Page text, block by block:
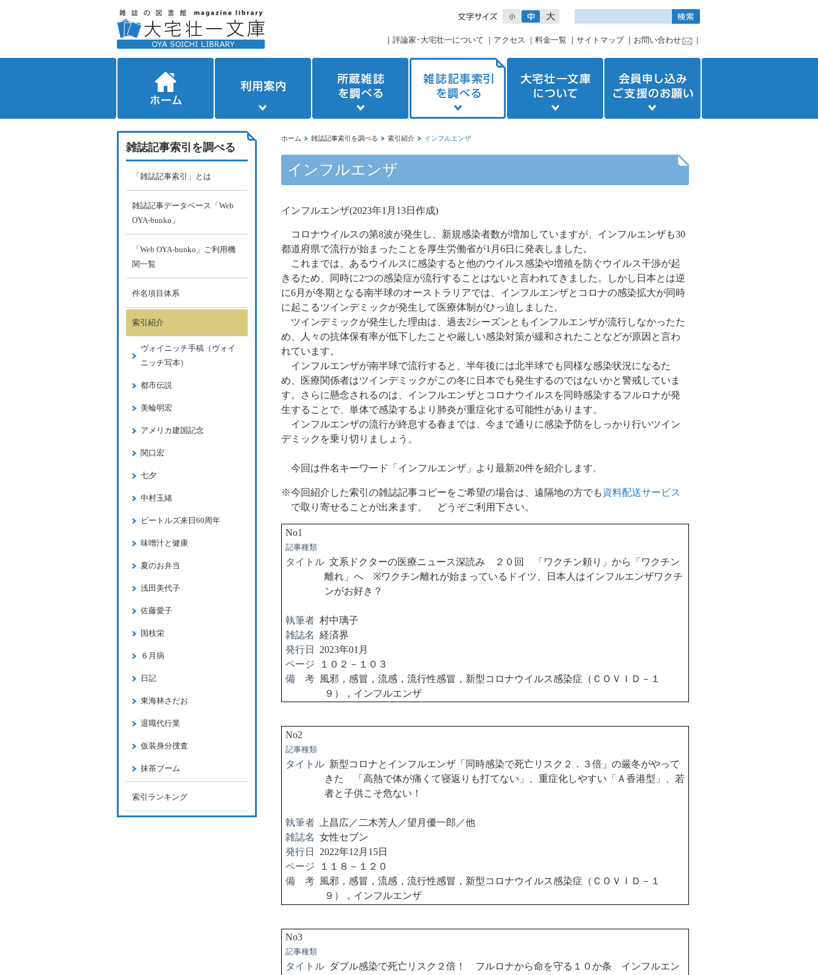
｜ 評論家･大宅壮一について ｜ アクセス ｜ 料金一覧 ｜ サイトマップ｜ お問い合わせ ｜
ホーム 雑誌記事索引を調べる 索引紹介 インフルエンザ
インフルエンザ
インフルエンザ(2023年1 月 13日作成)
コロナウイルスの第8波が発生し、新規感染者数が増加していますが、インフルエンザも30
都道府県で流行が始まったことを厚生労働省が1月6日に発表しました。
これまでは、あるウイルスに感染すると他のウイルス感染や増殖を防ぐウイルス干渉が起
きるため、同時に2つの感染症が流行することはないと言われてきました。しかし日本とは逆
に6月が冬期となる南半球のオーストラリアでは、インフルエンザとコロナの感染拡大が同時
に起こるツインデミックが発生して医療体制がひっ迫しました。
ツインデミックが発生した理由は、過去2シーズンともインフルエンザが流行しなかったた
め、人々の抗体保有率が低下したことや厳しい感染対策が緩和されたことなどが原因と言わ
れています。
インフルエンザが南半球で流行すると、半年後には北半球でも同様な感染状況になるた
め、医療関係者はツインデミックがこの冬に日本でも発生するのではないかと警戒していま
す。さらに懸念されるのは、インフルエンザとコロナウイルスを同時感染するフルロナが発
生することで、単体で感染するより肺炎が重症化する可能性があります。
インフルエンザの流行が終息する春までは、今まで通りに感染予防をしっかり行いツイン
デミックを乗り切りましょう。
今回は件名キーワード「インフルエンザ」より最新20件を紹介します。
※今回紹介した索引の雑誌記事コピーをご希望の場合は、遠隔地の方でも資料配送サービス
で取り寄せることが出来ます。 どうぞご利用下さい。
No1
記事種類
タイトル 文系ドクターの医療ニュース深読み ２０回 「ワクチン頼り」から「ワクチン
離れ」へ ※ワクチン離れが始まっているドイツ、日本人はインフルエンザワクチ
ンがお好き？
執筆者 村中璃子
雑誌名 経済界
発行日
2023年01 月
ページ
１０２－１０３
備 考
風邪，感冒，流感，流行性感冒，新型コロナウイルス感染症（ＣＯＶＩＤ－１
９），インフルエンザ
No2
記事種類
タイトル 新型コロナとインフルエンザ「同時感染で死亡リスク２．３倍」の厳冬がやって
きた 「高熱で体が痛くて寝返りも打てない」、重症化しやすい「Ａ香港型」、若
者と子供こそ危ない！
執筆者
上昌広／二木芳人／望月優一郎／他
雑誌名 女性セブン
発行日
2022年12 月 15日
ページ
１１８－１２０
備 考
風邪，感冒，流感，流行性感冒，新型コロナウイルス感染症（ＣＯＶＩＤ－１
９），インフルエンザ
No3
記事種類
タイトル
ダブル感染で死亡リスク２倍！ フルロナから命を守る１０か条 インフルエン
雑誌記事索引を調べる
「雑誌記事索引」とは
雑誌記事データベース「Web
OYA-bunko」
「Web OYA-bunko」ご利用機
関一覧
件名項目体系
索引紹介
ヴォイニッチ手稿（ヴォイ
ニッチ写本）
都市伝説
美輪明宏
アメリカ建国記念
関口宏
七夕
中村玉緒
ビートルズ来日60周年
味噌汁と健康
夏のお弁当
浅田美代子
佐藤愛子
国枝栄
６月病
日記
東海林さだお
退職代行業
仮装身分捜査
抹茶ブーム
索引ランキング